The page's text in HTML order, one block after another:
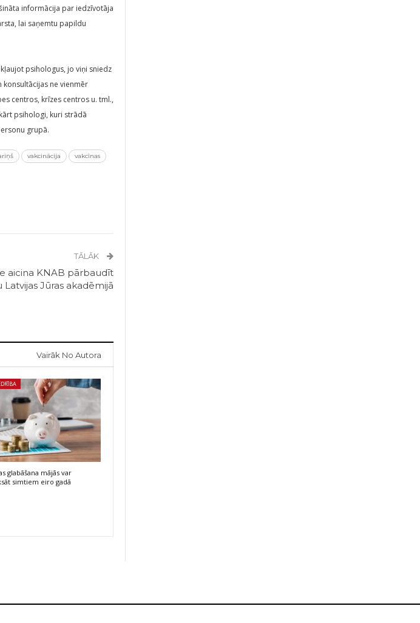
informācija par iedzīvotāja
lai saņemtu papildu
psihologus, jo viņi sniedz
konsultācijas ne vienmēr
centros, krīzes centros u. tml.,
psihologi, kuri strādā
grupā.
vakcinācija
vakcīnas
TĀLĀK
aicina KNAB pārbaudīt
Jūras akadēmijā
Vairāk No Autora
glabāšana mājās var
simtiem eiro gadā